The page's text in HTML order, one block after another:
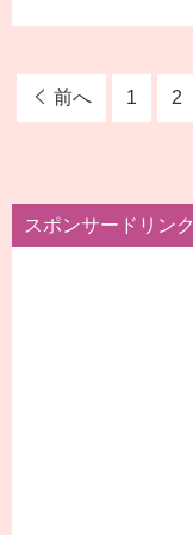
前へ 1 2
スポンサードリンク